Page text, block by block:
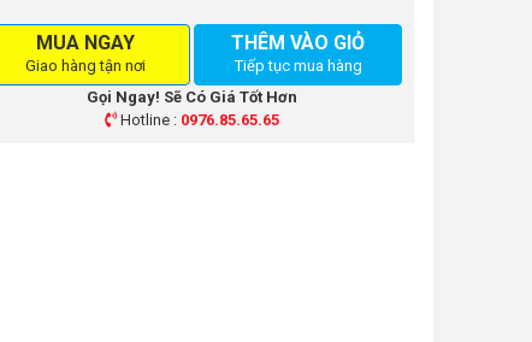
MUA NGAY
Giao hàng tận nơi
THÊM VÀO GIỎ
Tiếp tục mua hàng
Gọi Ngay! Sẽ Có Giá Tốt Hơn
Hotline : 0976.85.65.65